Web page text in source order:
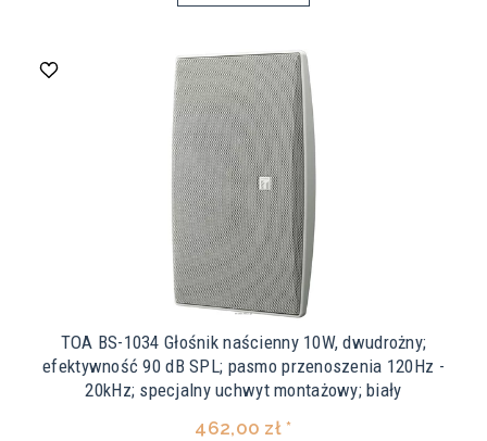
TOA BS-1034 Głośnik naścienny 10W, dwudrożny;
efektywność 90 dB SPL; pasmo przenoszenia 120Hz -
20kHz; specjalny uchwyt montażowy; biały
462,00 zł *